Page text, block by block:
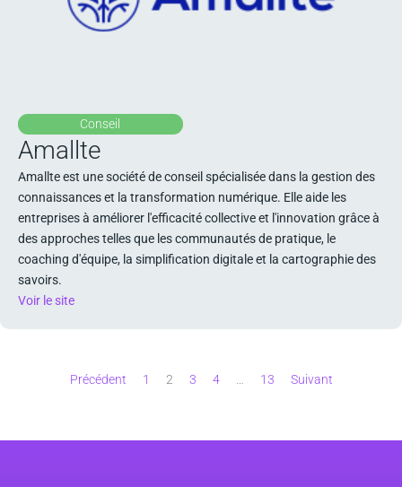
Conseil
Amallte
Amallte est une société de conseil spécialisée dans la gestion des
connaissances et la transformation numérique. Elle aide les
entreprises à améliorer l'efficacité collective et l'innovation grâce à
des approches telles que les communautés de pratique, le
coaching d'équipe, la simplification digitale et la cartographie des
savoirs.
Voir le site
Précédent 1 2 3 4 13 Suivant